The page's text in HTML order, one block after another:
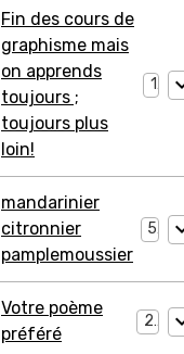
Fin des cours de
graphisme mais
on apprends
toujours ;
toujours plus
loin!
1
mandarinier
citronnier
pamplemoussier
5
Votre poème
préféré
2